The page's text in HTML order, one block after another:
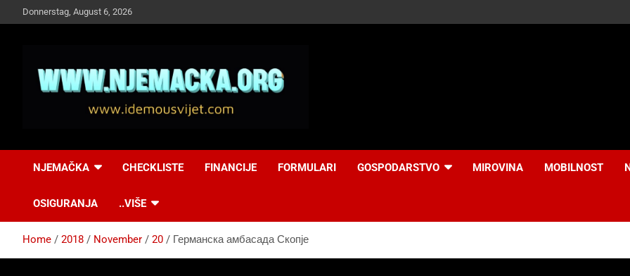
to
Donnerstag, August 6, 2026
Idemo u Svijet-
NJEMAČKA CHECKLISTE FINANCIJE FORMULARI GOSPODARSTVO MIROVINA MOBILNOST
OSIGURANJA ..VIŠE
Home 2018 November 20 Германска амбасада Скопје